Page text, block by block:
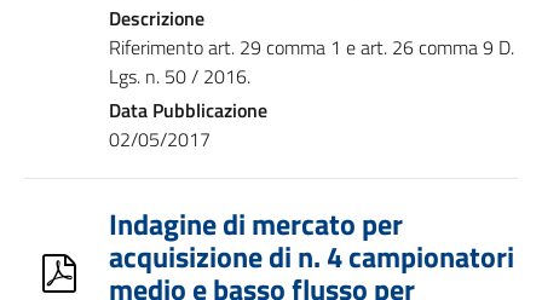
Descrizione
Riferimento art. 29 comma 1 e art. 26 comma 9 D.
Lgs. n. 50 / 2016.
Data Pubblicazione
02/05/2017
Indagine di mercato per
acquisizione di n. 4 campionatori
medio e basso flusso per